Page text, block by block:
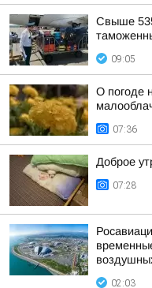
Свыше
09:05
О погоде
07:36
Доброе
07:28
02:03